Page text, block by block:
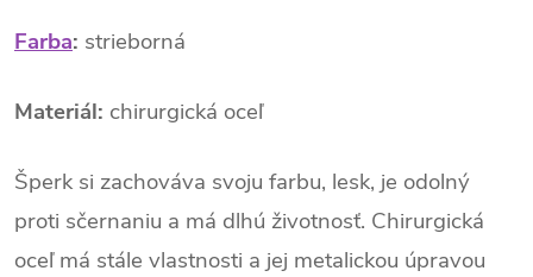
Farba: strieborná
Materiál: chirurgická oceľ
Šperk si zachováva svoju farbu, lesk, je odolný
proti sčernaniu a má dlhú životnosť. Chirurgická
oceľ má stále vlastnosti a jej metalickou úpravou